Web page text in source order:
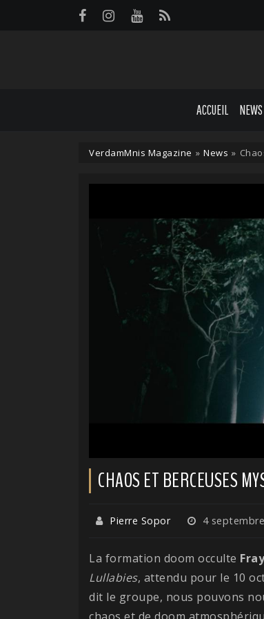
ACCUEIL NEWS
VerdamMnis Magazine » News »
CHAOS ET BERCEUSES
Pierre Sopor 4
La formation doom occulte
Lullabies, attendu pour le 10
dit le groupe, nous pouvons
Panneau de gestion des cookies